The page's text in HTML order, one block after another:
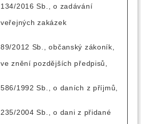
134/2016 Sb., o zadávání
veřejných zakázek
89/2012 Sb., občanský zákoník,
ve znění pozdějších předpisů,
586/1992 Sb., o daních z příjmů,
235/2004 Sb., o dani z přidané